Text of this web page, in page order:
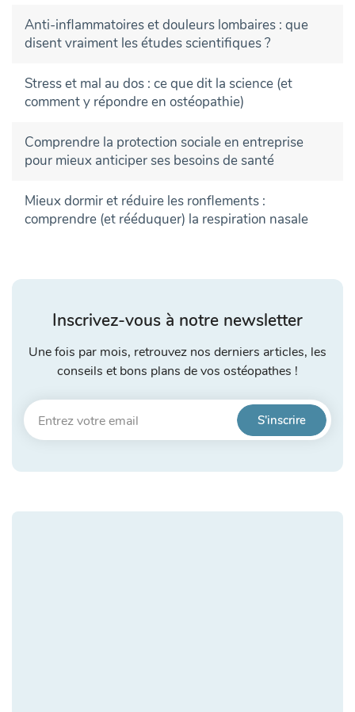
Anti-inflammatoires et douleurs lombaires : que
disent vraiment les études scientifiques ?
Stress et mal au dos : ce que dit la science (et
comment y répondre en ostéopathie)
Comprendre la protection sociale en entreprise
pour mieux anticiper ses besoins de santé
Mieux dormir et réduire les ronflements :
comprendre (et rééduquer) la respiration nasale
Inscrivez-vous à notre newsletter
Une fois par mois, retrouvez nos derniers articles, les
conseils et bons plans de vos ostéopathes !